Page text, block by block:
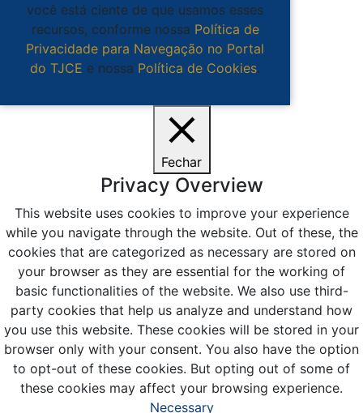
você está ciente de que usamos esses
recursos, conforme nossa Política de
Privacidade para Navegação no Portal
do TJCE e nossa Política de Cookies.
Fechar
Privacy Overview
This website uses cookies to improve your experience
while you navigate through the website. Out of these, the
cookies that are categorized as necessary are stored on
your browser as they are essential for the working of
basic functionalities of the website. We also use third-
party cookies that help us analyze and understand how
you use this website. These cookies will be stored in your
browser only with your consent. You also have the option
to opt-out of these cookies. But opting out of some of
these cookies may affect your browsing experience.
Necessary